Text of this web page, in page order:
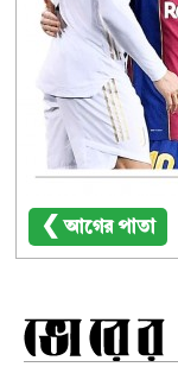
❮ আগের পাতা